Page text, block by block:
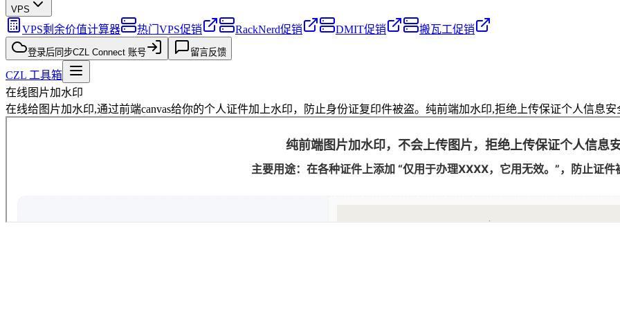
VPS
VPS剩余价值计算器 热门VPS促销 RackNerd促销 DMIT促销 搬瓦工促销
登录后同步CZL Connect 账号 留言反馈
CZL 工具箱
在线图片加水印
在线给图片加水印,通过前端canvas给你的个人证件加上水印，防止身份证复印件被盗。纯前端加水印,拒绝上传保证个人信息安